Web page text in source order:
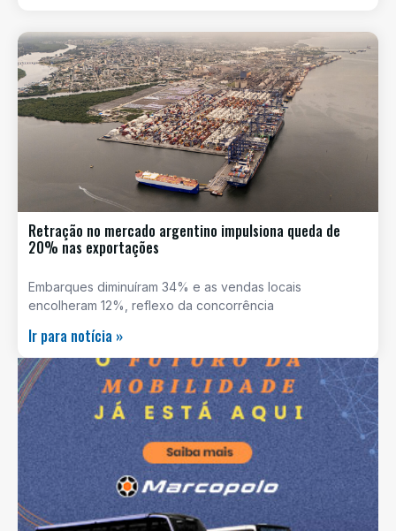
Retração no mercado argentino impulsiona queda de
20% nas exportações
Embarques diminuíram 34% e as vendas locais
encolheram 12%, reflexo da concorrência
Ir para notícia »